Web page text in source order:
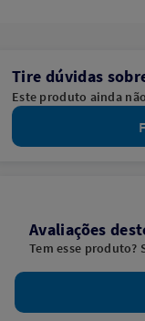
Tire dúvidas
Este produto ainda
Avaliações
Tem esse produto?